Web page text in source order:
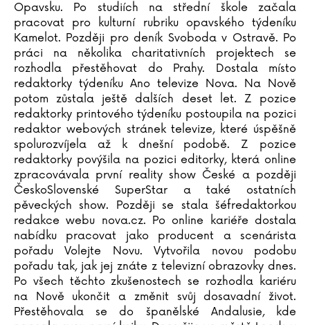
Paula Bossio
Katja Brandisová
Richard Branson
Sara Brezzi
Otakar Brousek ml.
Marie Bruce
Christiane Brüning
Catherine Bruzzone
Konrad Budzyk
Igor Bukovský
Andrea Cagol
Juan Maneru Cámara
Vito Capezzuto
Claudia Carlsová
Chris Carter
Manlio Castagna
Ismael Barriguete Castro
Liou Cch´-sin (1)
Opavsku. Po studiích na střední škole začala
pracovat pro kulturní rubriku opavského týdeníku
Kamelot. Později pro deník Svoboda v Ostravě. Po
práci na několika charitativních projektech se
rozhodla přestěhovat do Prahy. Dostala místo
redaktorky týdeníku Ano televize Nova. Na Nově
potom zůstala ještě dalších deset let. Z pozice
redaktorky printového týdeníku postoupila na pozici
redaktor webových stránek televize, které úspěšně
spolurozvíjela až k dnešní podobě. Z pozice
redaktorky povýšila na pozici editorky, která online
zpracovávala první reality show České a později
ČeskoSlovenské SuperStar a také ostatních
pěveckých show. Později se stala šéfredaktorkou
redakce webu nova.cz. Po online kariéře dostala
nabídku pracovat jako producent a scenárista
pořadu Volejte Novu. Vytvořila novou podobu
pořadu tak, jak jej znáte z televizní obrazovky dnes.
Po všech těchto zkušenostech se rozhodla kariéru
na Nově ukončit a změnit svůj dosavadní život.
Přestěhovala se do španělské Andalusie, kde